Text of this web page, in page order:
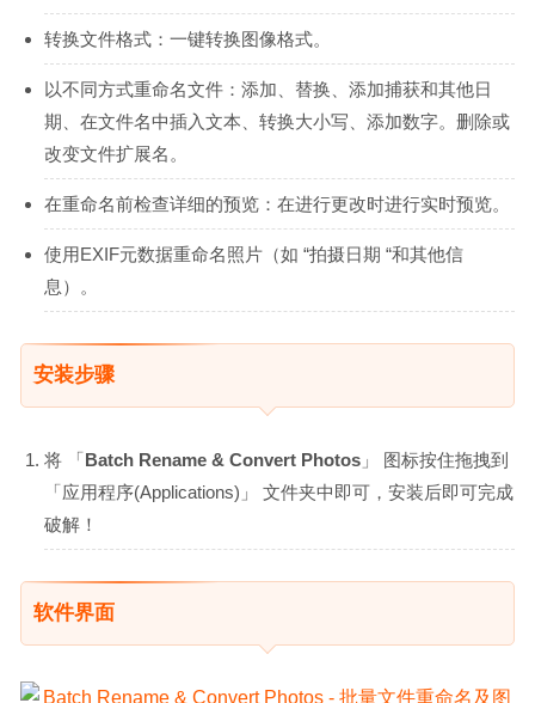
转换文件格式：一键转换图像格式。
以不同方式重命名文件：添加、替换、添加捕获和其他日
期、在文件名中插入文本、转换大小写、添加数字。删除或
改变文件扩展名。
在重命名前检查详细的预览：在进行更改时进行实时预览。
使用EXIF元数据重命名照片（如 “拍摄日期 “和其他信
息）。
安装步骤
将 「Batch Rename & Convert Photos 」 图标按住拖拽到
「应用程序(Applications)」 文件夹中即可，安装后即可完成
破解！
软件界面